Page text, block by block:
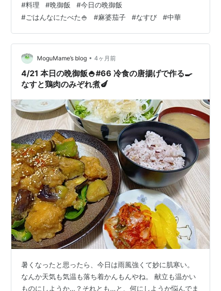
コツとやってこ🎮 今日は麻婆茄子🍆 昨日の買い物で立派
なナスをお迎えしたので早速調理。 乱切りにしたら少量
の塩をふって水を出し🍆💦 多めの油で揚げ焼き🍳 焼き目
がついたら取り出して🍆同じ鍋で豚ミンチをこんがり焼
いて🍖 にんにく・豆板醤・冷凍のみじん切り玉ねぎを投
入して水気を飛ば…
#料理 #晩御飯 #今日の晩御飯
#ごはんなにたべた🍚 #麻婆茄子 #なすび #中華
MoguMame’s blog • 4ヶ月前
4/21 本日の晩御飯🍚#66 冷食の唐揚げで作る🍳
なすと鶏肉のみぞれ煮🍆
暑くなったと思ったら、今日は雨風強くて妙に肌寒い。
なんか天気も気温も落ち着かんもんやね。 献立も温かい
ものにしようか…？それとも…と、何にしようか悩んでま